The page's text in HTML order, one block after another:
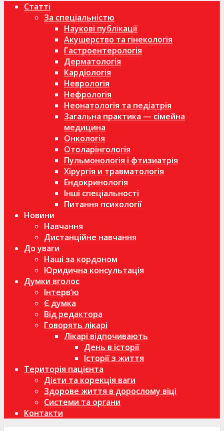
Статті
За спеціальністю
Наукові публікації
Акушерство та гінекологія
Гастроентерологія
Дерматологія
Кардіологія
Неврологія
Нефрологія
Неонатологія та педіатрія
Загальна практика — сімейна
медицина
Онкологія
Отоларінгологія
Пульмонологія і фтизиатрія
Хірургія и травматологія
Ендокринологія
Інші спеціальності
Питання психології
Новини
Навчання
Дистанційне навчання
До уваги
Наші за кордоном
Юридична консультація
Думки вголос
Інтерв’ю
Є думка
Від редактора
Говорять лікарі
Лікарі відпочивають
День в історії
Історії з життя
Територія пацієнта
Дієти та корекція ваги
Здорове життя в дорослому віці
Системи та органи
Контакти